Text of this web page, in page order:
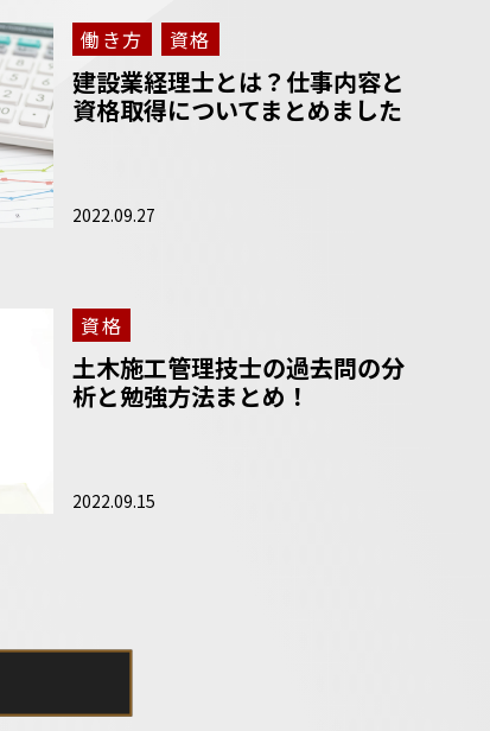
働き方 資格
建設業経理士とは？仕事内容と
資格取得についてまとめました
2022.09.27
資格
土木施工管理技士の過去問の分
析と勉強方法まとめ！
2022.09.15